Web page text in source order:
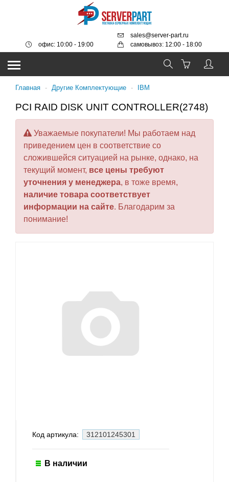
sales@server-part.ru
самовывоз: 12:00 - 18:00
офис: 10:00 - 19:00
Главная - Другие Комплектующие - IBM
PCI RAID DISK UNIT CONTROLLER(2748)
Уважаемые покупатели! Мы работаем над
приведением цен в соответствие со
сложившейся ситуацией на рынке, однако, на
текущий момент, все цены требуют
уточнения у менеджера, в тоже время,
наличие товара соответствует
информации на сайте. Благодарим за
понимание!
Код артикула: 312101245301
В наличии